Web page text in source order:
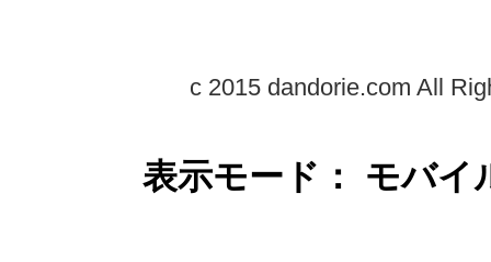
c 2015 dandorie.com All
表示モード： モバ